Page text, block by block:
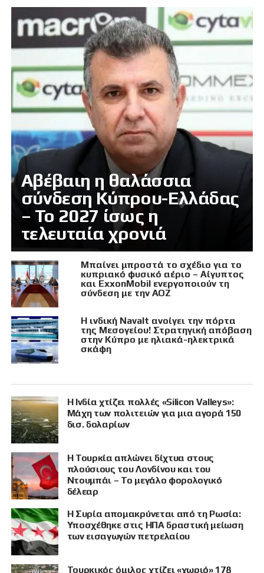
Αβέβαιη η θαλάσσια
σύνδεση Κύπρου-Ελλάδας
– Το 2027 ίσως η
τελευταία χρονιά
Μπαίνει μπροστά το σχέδιο για το
κυπριακό φυσικό αέριο – Αίγυπτος
και ExxonMobil ενεργοποιούν τη
σύνδεση με την ΑΟΖ
Η ινδική Navalt ανοίγει την πόρτα
της Μεσογείου! Στρατηγική απόβαση
στην Κύπρο με ηλιακά-ηλεκτρικά
σκάφη
Η Ινδία χτίζει πολλές «Silicon Valleys»:
Μάχη των πολιτειών για μια αγορά 150
δισ. δολαρίων
Η Τουρκία απλώνει δίχτυα στους
πλούσιους του Λονδίνου και του
Ντουμπάι – Το μεγάλο φορολογικό
δέλεαρ
Η Συρία απομακρύνεται από τη Ρωσία:
Υποσχέθηκε στις ΗΠΑ δραστική μείωση
των εισαγωγών πετρελαίου
Τουρκικός όμιλος χτίζει «χωριό» 178